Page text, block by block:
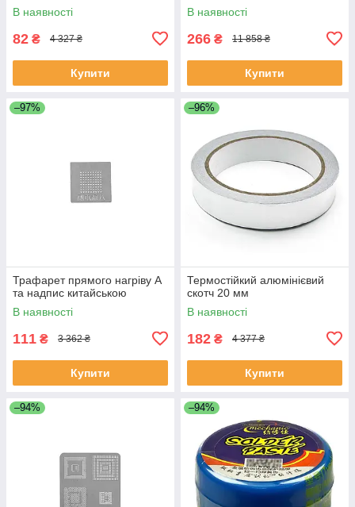
В наявності
82 ₴ 4 327 ₴
Купити
В наявності
266 ₴ 11 858 ₴
Купити
–97%
Трафарет прямого нагріву A
та надпис китайською
В наявності
111 ₴ 3 362 ₴
Купити
–96%
Термостійкий алюмінієвий
скотч 20 мм
В наявності
182 ₴ 4 377 ₴
Купити
–94% –94%